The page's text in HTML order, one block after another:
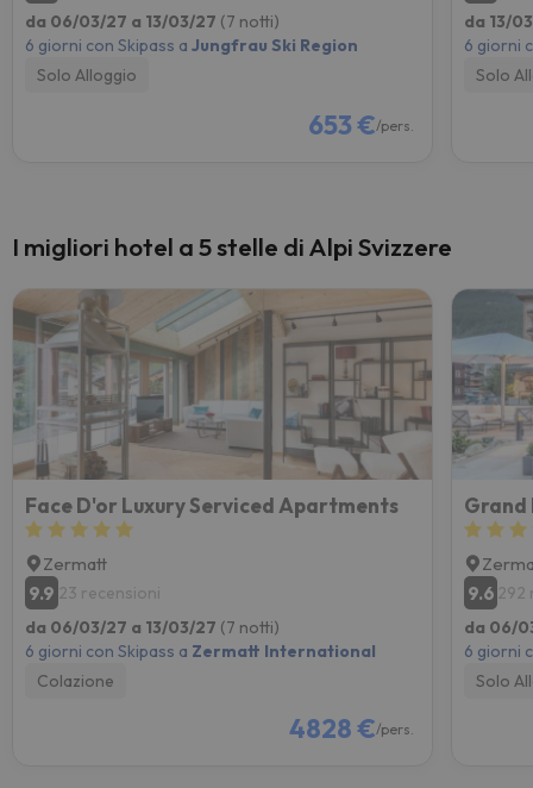
da 06/03/27 a 13/03/27 (7 notti)
6 giorni con Skipass a Jungfrau Ski Region
Solo Alloggio
653 €/pers.
da 13/
6 giorni
Solo
I migliori hotel a 5 stelle di Alpi Svizzere
Face D'or Luxury Serviced Apartments
Zermatt
9.9 23 recensioni
da 06/03/27 a 13/03/27 (7 notti)
6 giorni con Skipass a Zermatt International
Colazione
4828 €/pers.
9.6 292
da 06/
6 giorni
Solo